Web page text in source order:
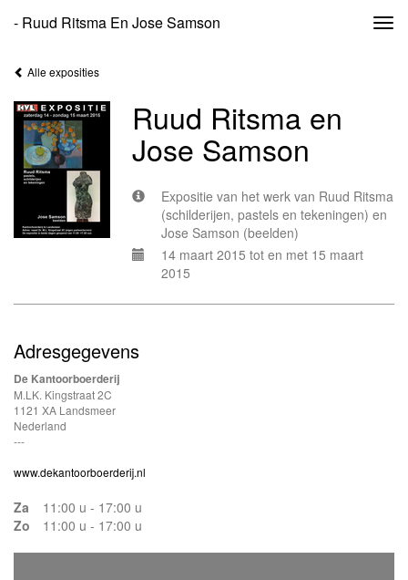
- Ruud Ritsma En Jose Samson
Alle exposities
Ruud Ritsma en
Jose Samson
Expositie van het werk van Ruud Ritsma
(schilderijen, pastels en tekeningen) en
Jose Samson (beelden)
14 maart 2015 tot en met 15 maart
2015
Adresgegevens
De Kantoorboerderij
M.LK. Kingstraat 2C
1121 XA Landsmeer
Nederland
---
www.dekantoorboerderij.nl
Za
11:00 u - 17:00 u
Zo
11:00 u - 17:00 u